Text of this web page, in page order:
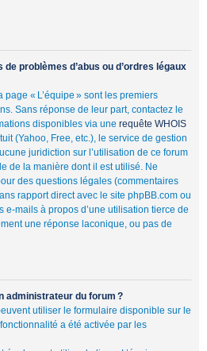
problèmes d’abus ou d’ordres légaux
« L’équipe » sont les premiers
Sans réponse de leur part, contactez le
disponibles via une requête WHOIS
(Yahoo, Free, etc.), le service de gestion
juridiction sur l’utilisation de ce forum
de la manière dont il est utilisé. Ne
des questions légales (commentaires
rapport direct avec le site phpBB.com ou
e-mails à propos d’une utilisation tierce de
une réponse laconique, ou pas de
administrateur du forum ?
utiliser le formulaire disponible sur le
a été activée par les